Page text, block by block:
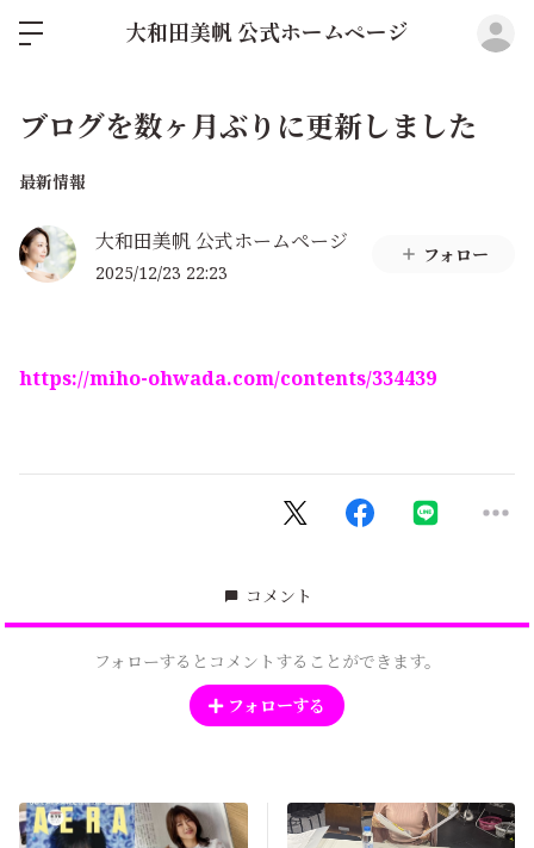
大和田美帆 公式ホームページ
ブログを数ヶ月ぶりに更新しました
最新情報
大和田美帆 公式ホームページ
2025/12/23 22:23
フォロー
https://miho-ohwada.com/contents/334439
コメント
フォローするとコメントすることができます。
フォローする